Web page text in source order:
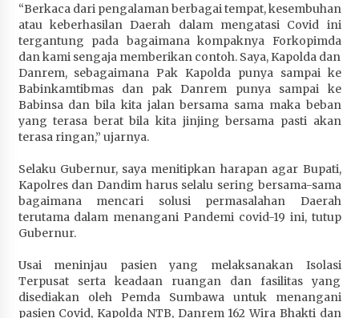
“Berkaca dari pengalaman berbagai tempat, kesembuhan
atau keberhasilan Daerah dalam mengatasi Covid ini
tergantung pada bagaimana kompaknya Forkopimda
dan kami sengaja memberikan contoh. Saya, Kapolda dan
Danrem, sebagaimana Pak Kapolda punya sampai ke
Babinkamtibmas dan pak Danrem punya sampai ke
Babinsa dan bila kita jalan bersama sama maka beban
yang terasa berat bila kita jinjing bersama pasti akan
terasa ringan,” ujarnya.
Selaku Gubernur, saya menitipkan harapan agar Bupati,
Kapolres dan Dandim harus selalu sering bersama-sama
bagaimana mencari solusi permasalahan Daerah
terutama dalam menangani Pandemi covid-19 ini, tutup
Gubernur.
Usai meninjau pasien yang melaksanakan Isolasi
Terpusat serta keadaan ruangan dan fasilitas yang
disediakan oleh Pemda Sumbawa untuk menangani
pasien Covid, Kapolda NTB, Danrem 162 Wira Bhakti dan